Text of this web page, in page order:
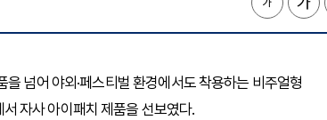
넘어 야외·페스티벌 환경에서도 착용하는 비주얼형
자사 아이패치 제품을 선보였다.